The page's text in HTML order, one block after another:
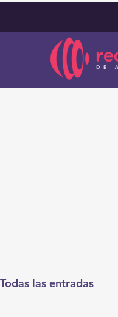
Todas las entradas